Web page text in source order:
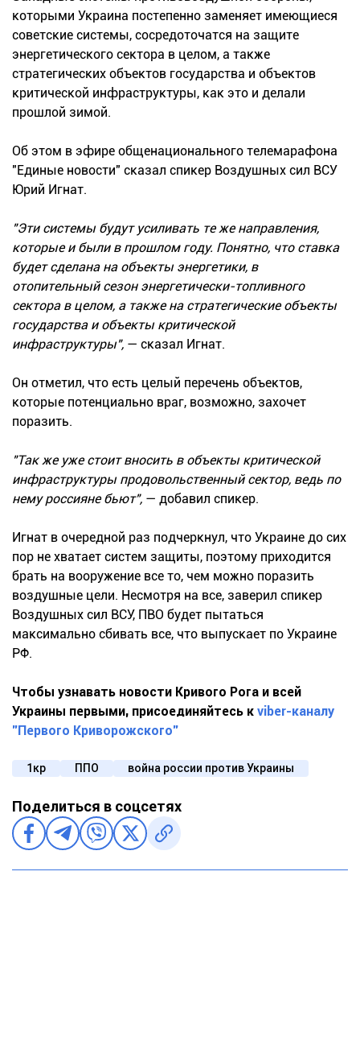
которыми Украина постепенно заменяет имеющиеся
советские системы, сосредоточатся на защите
энергетического сектора в целом, а также
стратегических объектов государства и объектов
критической инфраструктуры, как это и делали
прошлой зимой.
Об этом в эфире общенационального телемарафона
"Единые новости" сказал спикер Воздушных сил ВСУ
Юрий Игнат.
"Эти системы будут усиливать те же направления,
которые и были в прошлом году. Понятно, что ставка
будет сделана на объекты энергетики, в
отопительный сезон энергетически-топливного
сектора в целом, а также на стратегические объекты
государства и объекты критической
инфраструктуры", — сказал Игнат.
Он отметил, что есть целый перечень объектов,
которые потенциально враг, возможно, захочет
поразить.
"Так же уже стоит вносить в объекты критической
инфраструктуры продовольственный сектор, ведь по
нему россияне бьют", — добавил спикер.
Игнат в очередной раз подчеркнул, что Украине до сих
пор не хватает систем защиты, поэтому приходится
брать на вооружение все то, чем можно поразить
воздушные цели. Несмотря на все, заверил спикер
Воздушных сил ВСУ, ПВО будет пытаться
максимально сбивать все, что выпускает по Украине
РФ.
Чтобы узнавать новости Кривого Рога и всей
Украины первыми, присоединяйтесь к viber-каналу
"Первого Криворожского"
1кр ППО война россии против Украины
Поделиться в соцсетях